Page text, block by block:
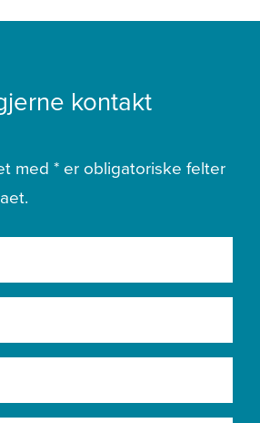
kontakt
med * er obligatoriske felter